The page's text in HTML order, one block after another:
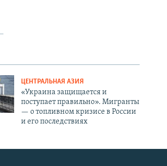
ЦЕНТРАЛЬНАЯ АЗИЯ
«Украина защищается и
поступает правильно». Мигранты
— о топливном кризисе в России
и его последствиях